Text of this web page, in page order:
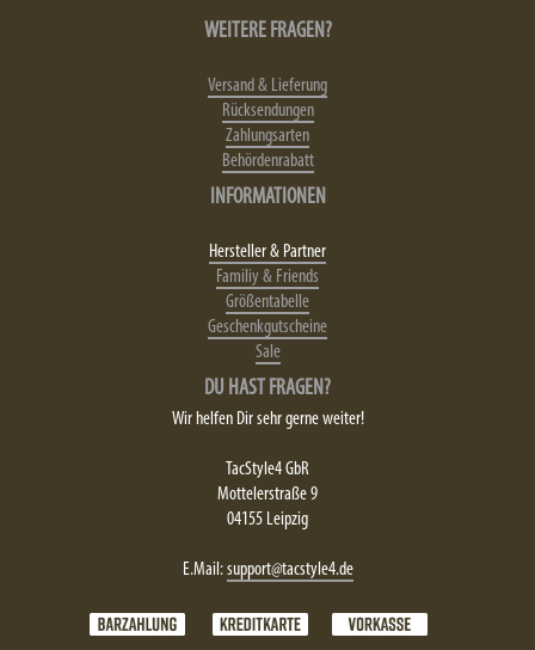
WEITERE FRAGEN?
Versand & Lieferung
Rücksendungen
Zahlungsarten
Behördenrabatt
INFORMATIONEN
Hersteller & Partner
Familiy & Friends
Größentabelle
Geschenkgutscheine
Sale
DU HAST FRAGEN?
Wir helfen Dir sehr gerne weiter!
TacStyle4 GbR
Mottelerstraße 9
04155 Leipzig
E.Mail:support@tacstyle4.de